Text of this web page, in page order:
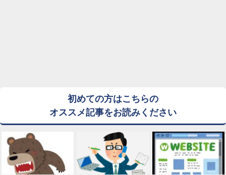
初めての方はこちらの
オススメ記事をお読みください